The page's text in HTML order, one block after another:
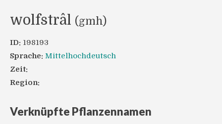
wolfstrâl (gmh)
ID: 198193
Sprache: Mittelhochdeutsch
Zeit:
Region:
Verknüpfte Pflanzennamen